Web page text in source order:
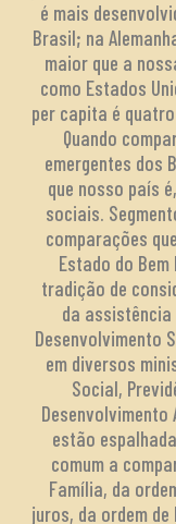
é mais
Brasil; na
maior que a
como Estados
per capita é
Quando
emergentes dos
que nosso país
sociais.
comparações
Estado do
tradição de
da
Desenvolvimento
em diversos
Social,
Desenvolvimento
estão
comum a
Família, da
juros, da ordem de